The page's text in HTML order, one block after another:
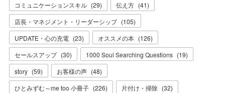
コミュニケーションスキル (29) 伝え方 (41)
店長・マネジメント・リーダーシップ (105)
UPDATE・心の充電 (23) オススメの本 (126)
セールスアップ (30) 1000 Soul Searching Questions (19)
story (59) お客様の声 (48)
ひとみずむ～me too 小冊子 (226) 片付け・掃除 (32)